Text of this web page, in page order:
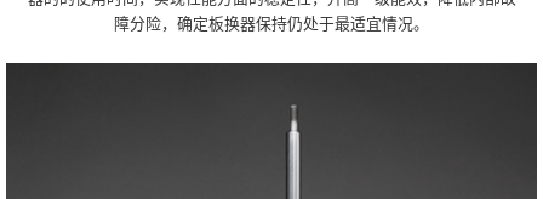
障分险，确定板换器保持仍处于最适宜情况。